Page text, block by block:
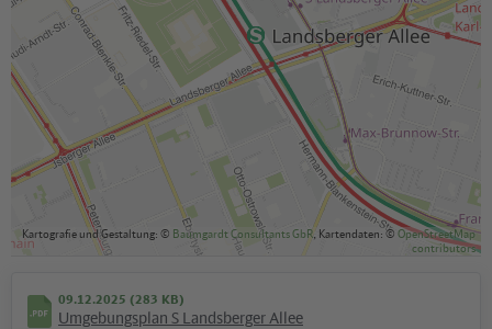
Kartografie und Gestaltung: © Baumgardt Consultants GbR , Kartendaten: ©OpenStreetMap
contributors
09.12.2025 (283 KB)
Umgebungsplan S Landsberger Allee